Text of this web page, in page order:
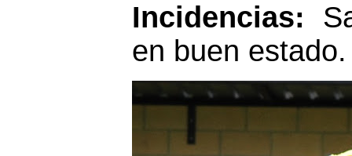
Incidencias:
en buen